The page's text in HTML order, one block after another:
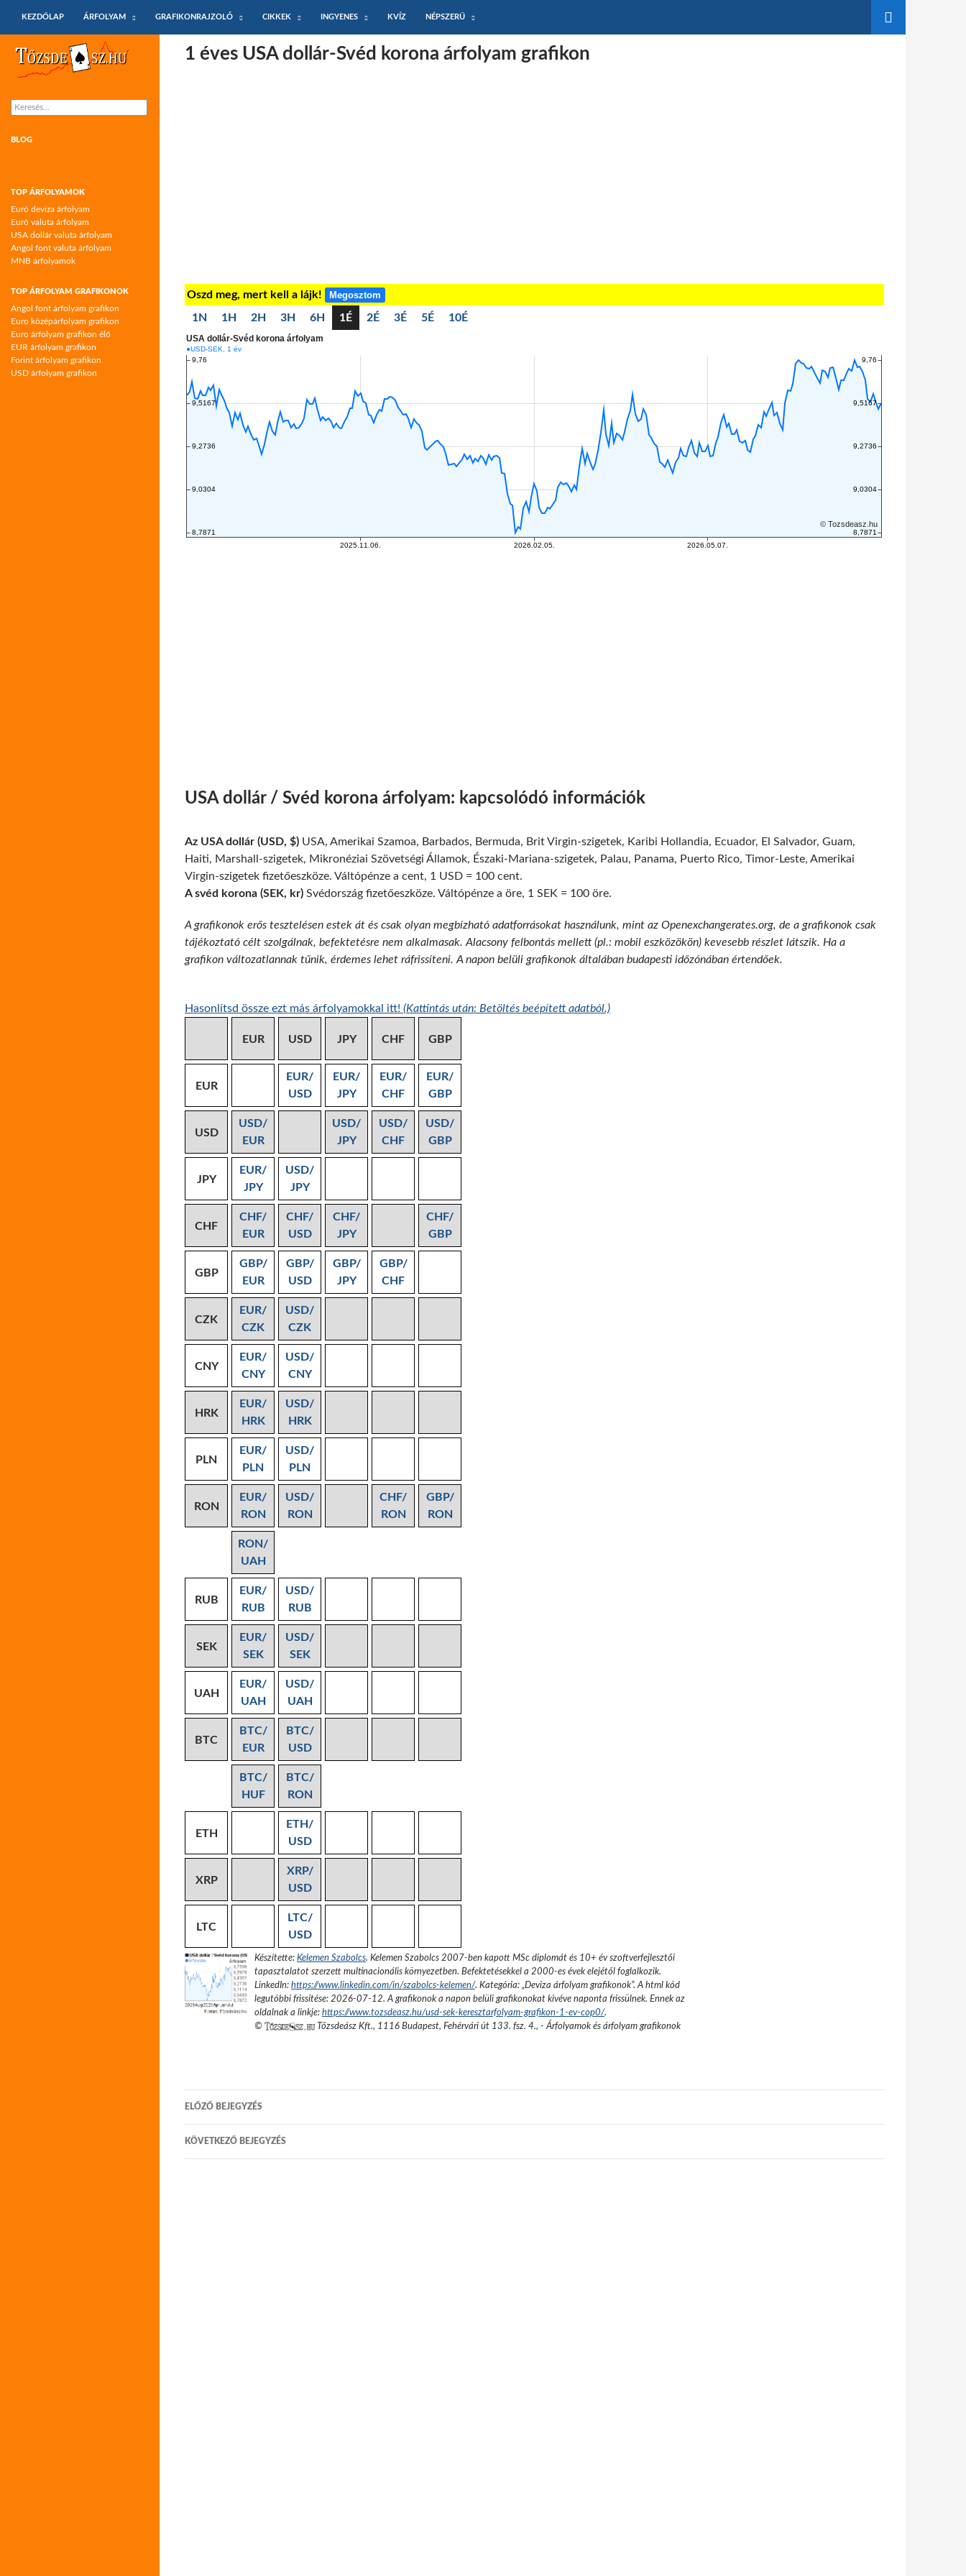
KEZDŐLAP
ÁRFOLYAM GRAFIKONRAJZOLÓ CIKKEK INGYENES KVÍZ NÉPSZERŰ
1 éves USA dollár-Svéd korona árfolyam grafikon
Oszd meg, mert kell a lájk! Megosztom
1N 1H 2H 3H 6H 1É 2É 3É 5É 10É
USA dollár / Svéd korona árfolyam: kapcsolódó információk
Az USA dollár (USD, $) USA, Amerikai Szamoa, Barbados, Bermuda, Brit Virgin-szigetek, Karibi Hollandia, Ecuador, El Salvador, Guam,
Haiti, Marshall-szigetek, Mikronéziai Szövetségi Államok, Északi-Mariana-szigetek, Palau, Panama, Puerto Rico, Timor-Leste, Amerikai
Virgin-szigetek fizetőeszköze. Váltópénze a cent, 1 USD = 100 cent.
A svéd korona (SEK, kr) Svédország fizetőeszköze. Váltópénze a öre, 1 SEK = 100 öre.
A grafikonok erős tesztelésen estek át és csak olyan megbízható adatforrásokat használunk, mint az Openexchangerates.org, de a grafikonok csak
tájékoztató célt szolgálnak, befektetésre nem alkalmasak. Alacsony felbontás mellett (pl.: mobil eszközökön) kevesebb részlet látszik. Ha a
grafikon változatlannak tűnik, érdemes lehet ráfrissíteni. A napon belüli grafikonok általában budapesti időzónában értendőek.
Hasonlítsd össze ezt más árfolyamokkal itt! (Kattintás után: Betöltés beépített adatból.)
EUR USD JPY CHF GBP
EUR
EUR/
USD
EUR/
JPY
EUR/
CHF
EUR/
GBP
USD
USD/
EUR
USD/
JPY
USD/
CHF
USD/
GBP
JPY
EUR/
JPY
USD/
JPY
CHF
CHF/
EUR
CHF/
USD
CHF/
JPY
CHF/
GBP
GBP
GBP/
EUR
GBP/
USD
GBP/
JPY
GBP/
CHF
CZK
EUR/
CZK
USD/
CZK
CNY
EUR/
CNY
USD/
CNY
HRK
EUR/
HRK
USD/
HRK
PLN
EUR/
PLN
USD/
PLN
RON
EUR/
RON
USD/
RON
CHF/
RON
GBP/
RON
RON/
UAH
RUB
EUR/
RUB
USD/
RUB
SEK
EUR/
SEK
USD/
SEK
UAH
EUR/
UAH
USD/
UAH
BTC
BTC/
EUR
BTC/
USD
BTC/
HUF
BTC/
RON
ETH
ETH/
USD
XRP
XRP/
USD
LTC
LTC/
USD
Készítette: Kelemen Szabolcs. Kelemen Szabolcs 2007-ben kapott MSc diplomát és 10+ év szoftverfejlesztői
tapasztalatot szerzett multinacionális környezetben. Befektetésekkel a 2000-es évek elejétől foglalkozik.
LinkedIn: https://www.linkedin.com/in/szabolcs-kelemen/. Kategória: „Deviza árfolyam grafikonok”.A html kód
legutóbbi frissítése: 2026-07-12. A grafikonok a napon belüli grafikonokat kivéve naponta frissülnek. Ennek az
oldalnak a linkje: https://www.tozsdeasz.hu/usd-sek-keresztarfolyam-grafikon-1-ev-cop0/.
©
Tőzsdeász Kft., 1116 Budapest, Fehérvári út 133. fsz. 4., - Árfolyamok és árfolyam grafikonok
Bejegyzés
navigáció
ELŐZŐ BEJEGYZÉS
KÖVETKEZŐ BEJEGYZÉS
Tőzsdeász.hu – árfolyamok és árfolyam
grafikonok
Keresés:
BLOG
TOP ÁRFOLYAMOK
Euró deviza árfolyam
Euró valuta árfolyam
USA dollár valuta árfolyam
Angol font valuta árfolyam
MNB árfolyamok
TOP ÁRFOLYAM GRAFIKONOK
Angol font árfolyam grafikon
Euro középárfolyam grafikon
Euro árfolyam grafikon élő
EUR árfolyam grafikon
Forint árfolyam grafikon
USD árfolyam grafikon